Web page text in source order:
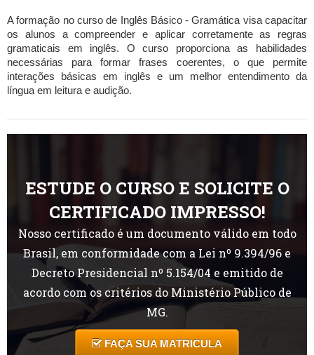
A formação no curso de Inglês Básico - Gramática visa capacitar
os alunos a compreender e aplicar corretamente as regras
gramaticais em inglês. O curso proporciona as habilidades
necessárias para formar frases coerentes, o que permite
interações básicas em inglês e um melhor entendimento da
língua em leitura e audição.
ESTUDE O CURSO E SOLICITE O
CERTIFICADO IMPRESSO!
Nosso certificado é um documento válido em todo
Brasil, em conformidade com a Lei nº 9.394/96 e
Decreto Presidencial nº 5.154/04 e emitido de
acordo com os critérios do Ministério Público de
MG.
FAÇA SUA MATRICULA